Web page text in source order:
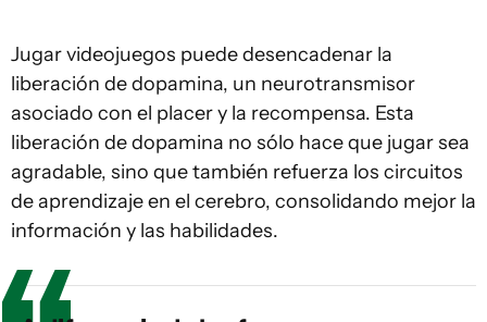
Jugar videojuegos puede desencadenar la
liberación de dopamina, un neurotransmisor
asociado con el placer y la recompensa. Esta
liberación de dopamina no sólo hace que jugar sea
agradable, sino que también refuerza los circuitos
de aprendizaje en el cerebro, consolidando mejor la
información y las habilidades.